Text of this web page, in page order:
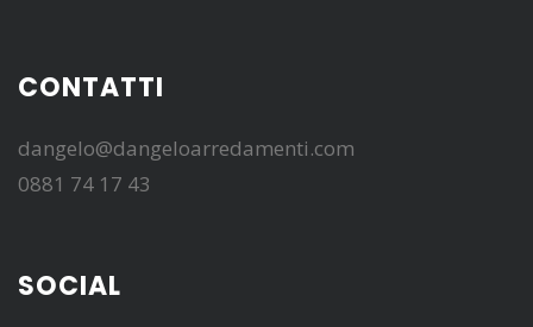
CONTATTI
dangelo@dangeloarredamenti.com
0881 74 17 43
SOCIAL